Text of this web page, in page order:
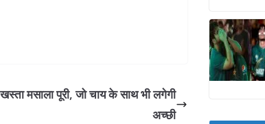
मसाला पूरी, जो चाय के साथ भी लगेगी
अच्छी